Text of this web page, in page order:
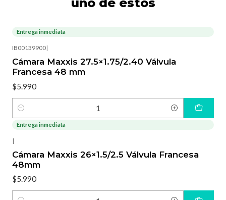
Entrega inmediata
IB00139900|
Cámara Maxxis 27.5×1.75/2.40 Válvula
Francesa 48 mm
$5.990
Cantidad
Entrega inmediata
|
Cámara Maxxis 26×1.5/2.5 Válvula Francesa
48mm
$5.990